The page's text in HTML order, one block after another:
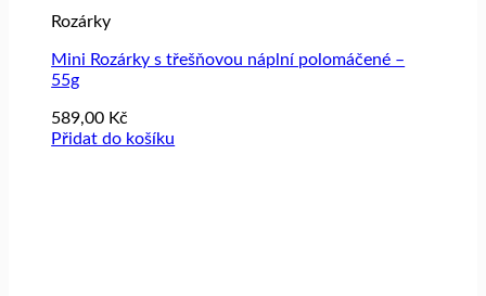
Rozárky
Mini Rozárky s třešňovou náplní polomáčené –
55g
589,00 Kč
Přidat do košíku